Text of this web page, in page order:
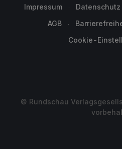
Impressum Datenschutz
AGB
Cookie-
© Rundschau